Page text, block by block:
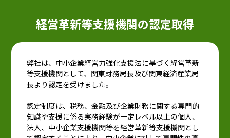
経営革新等支援機関の認定取得
弊社は、中小企業経営力強化支援法に基づく経営革新
等支援機関として、関東財務局長及び関東経済産業局
長より認定を受けました。
認定制度は、税務、金融及び企業財務に関する専門的
知識や支援に係る実務経験が一定レベル以上の個人、
法人、中小企業支援機関等を経営革新等支援機関とし